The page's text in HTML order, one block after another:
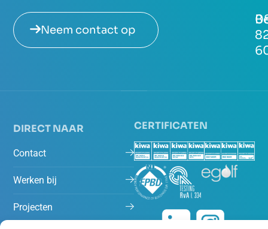
Neem contact op
DIRECT NAAR
Contact
Werken bij
Projecten
CERTIFICATEN